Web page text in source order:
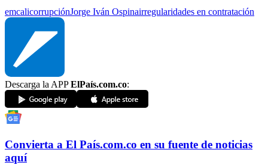
emcalicorrupciónJorge Iván Ospinairregularidades en contratación
Descarga la APPElPaís.com.co:
Convierta a El País.com.co en su fuente de noticias
aquí